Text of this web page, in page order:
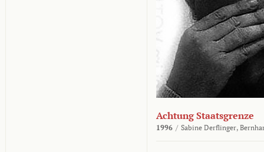
Achtung Staatsgrenze
1996 / Sabine Derflinger,